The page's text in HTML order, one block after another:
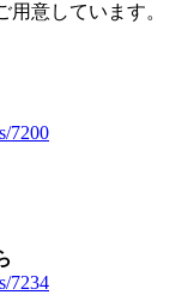
意しています。
7200
7234